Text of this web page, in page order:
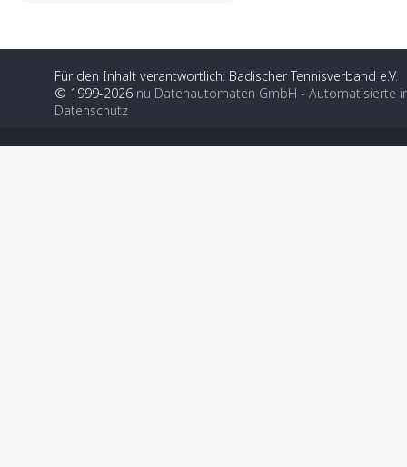
Für den Inhalt verantwortlich: Badischer Tennisverband e.V.
© 1999-2026 nu Datenautomaten GmbH - Automatisierte
Datenschutz